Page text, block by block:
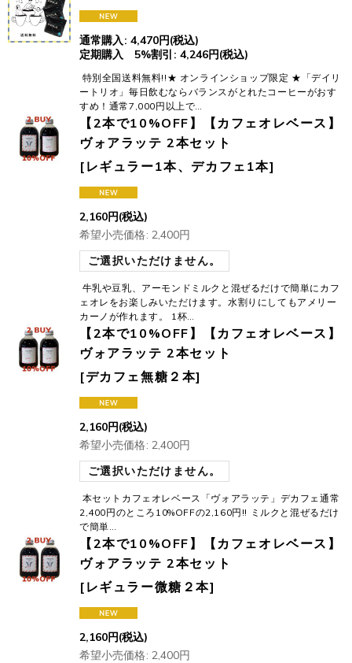
通常購入: 4,470円(税込)
定期購入 5%割引 : 4,246円(税込)
特別全国送料無料!!★ オンラインショップ限定 ★「デイリ
ートリオ」毎日飲むならバランスがとれたコーヒーがおす
すめ！通常7,000円以上で…
【2本で10%OFF】【カフェオレベース】
ヴォアラッテ 2本セット
[ レギュラー1本、デカフェ1本]
2,160円(税込)
希望小売価格: 2,400円
ご選択いただけません。
牛乳や豆乳、アーモンドミルクと混ぜるだけで簡単にカフ
ェオレをお楽しみいただけます。水割りにしてもアメリー
カーノが作れます。 1杯…
【2本で10%OFF】【カフェオレベース】
ヴォアラッテ 2本セット
[デカフェ無糖２本]
2,160円(税込)
希望小売価格: 2,400円
ご選択いただけません。
本セットカフェオレベース「ヴォアラッテ」デカフェ通常
2,400円のところ10%OFFの2,160円!! ミルクと混ぜるだけ
で簡単…
【2本で10%OFF】【カフェオレベース】
ヴォアラッテ 2本セット
[ レギュラー微糖２本]
2,160円(税込)
希望小売価格: 2,400円